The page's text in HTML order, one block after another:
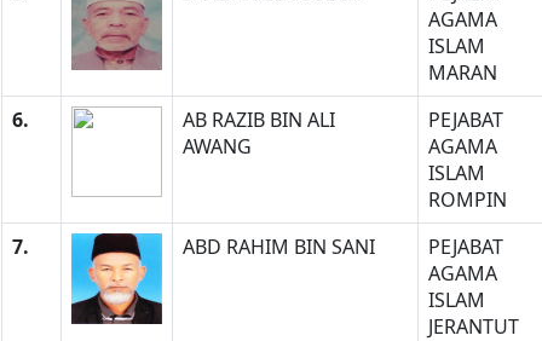
AGAMA
ISLAM
MARAN
6.
AB RAZIB BIN ALI
AWANG
PEJABAT
AGAMA
ISLAM
ROMPIN
7.
ABD RAHIM BIN SANI
PEJABAT
AGAMA
ISLAM
JERANTUT